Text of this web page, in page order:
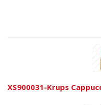
XS900031-Krups